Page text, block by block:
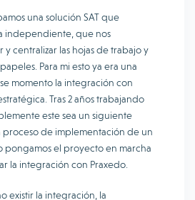
una solución SAT que
independiente, que nos
y centralizar las hojas de trabajo y
Para mi esto ya era una
momento la integración con
Tras 2 años trabajando
este sea un siguiente
proceso de implementación de un
pongamos el proyecto en marcha
la integración con Praxedo.
existir la integración, la